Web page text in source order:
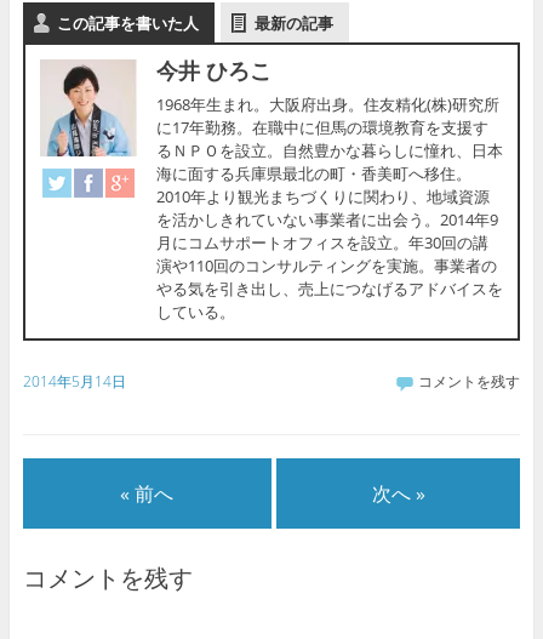
この記事を書いた人 最新の記事
今井 ひろこ
1968年生まれ。大阪府出身。住友精化(株)研究所
に17年勤務。在職中に但馬の環境教育を支援す
るＮＰＯを設立。自然豊かな暮らしに憧れ、日本
海に面する兵庫県最北の町・香美町へ移住。
2010年より観光まちづくりに関わり、地域資源
を活かしきれていない事業者に出会う。2014年9
月にコムサポートオフィスを設立。年30回の講
演や110回のコンサルティングを実施。事業者の
やる気を引き出し、売上につなげるアドバイスを
している。
2014年5月14日 コメントを残す
« 前へ 次へ »
コメントを残す